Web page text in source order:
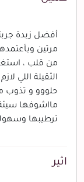
أفضل زبدة
مرتين
من قلب ،
الثقيلة اللي
حلووو و تذوب
مااشوفها
ترطيبها
اثير